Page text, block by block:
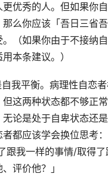
优秀的人。但如果你
么你应该「吾日三省
（如果你由于不接纳
本条建议。）
我平衡。病理性自恋
但这两种状态都不够正
论是处于自卑状态还
都应该学会换位思考
跟我一样的事情/取得了
评价他？」